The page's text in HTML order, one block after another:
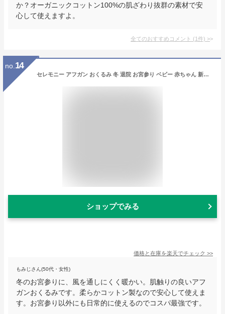
か？オーガニックコットン100%の肌ざわり抜群の素材で安
心して使えますよ。
全てのおすすめコメント (1件) >
no. 14
セレモニー アフガン おくるみ 冬 退院 お宮参り ベビー 赤ちゃん 新生児 87x87 おすすめ ふわふわ 人気 夏 春 秋 シンプル ホワイト 白 コットン 綿 ガーゼ 通院 お披露目 お出かけ 御祝 記念日 cocobaby
ショップでみる
価格と在庫を楽天でチェック >>
もみじさん(50代・女性)
冬のお宮参りに、風を通しにくく暖かい。肌触りの良いアフ
ガンおくるみです。柔らかコットン製なので安心して使えま
す。お宮参り以外にも日常的に使えるのでコスパ最強です。